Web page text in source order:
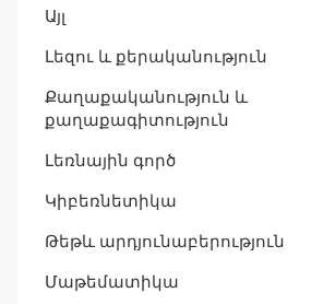
Այլ
Լեզու և քերականություն
Քաղաքականություն և
քաղաքագիտություն
Լեռնային գործ
Կիբեռնետիկա
Թեթև արդյունաբերություն
Մաթեմատիկա